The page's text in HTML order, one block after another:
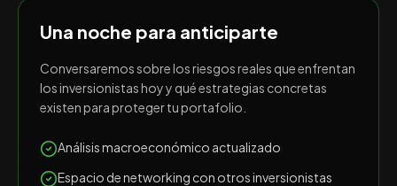
Una noche para anticiparte
Conversaremos sobre los riesgos reales que enfrentan
los inversionistas hoy y qué estrategias concretas
existen para proteger tu portafolio.
Análisis macroeconómico actualizado
Espacio de networking con otros inversionistas